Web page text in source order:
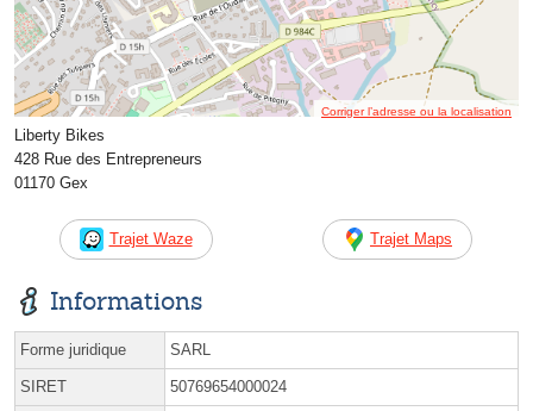
Corriger l’adresse ou la localisation
Liberty Bikes
428 Rue des Entrepreneurs
01170 Gex
Trajet Waze Trajet Maps
Informations
Forme juridique SARL
SIRET 50769654000024